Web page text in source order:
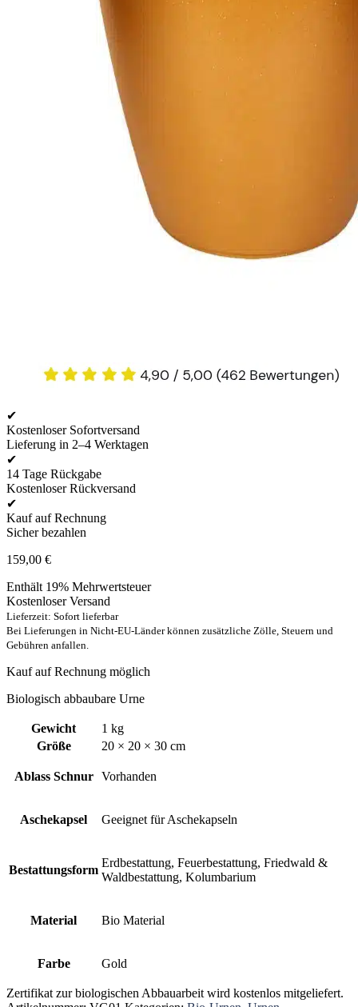
✔
Kostenloser Sofortversand
Lieferung in 2–4 Werktagen
✔
14 Tage Rückgabe
Kostenloser Rückversand
✔
Kauf auf Rechnung
Sicher bezahlen
159,00 €
Enthält 19% Mehrwertsteuer
Kostenloser Versand
Lieferzeit: Sofort lieferbar
Bei Lieferungen in Nicht-EU-Länder können zusätzliche Zölle, Steuern und
Gebühren anfallen.
Kauf auf Rechnung möglich
Biologisch abbaubare Urne
Gewicht
1 kg
Größe
20 × 20 × 30 cm
Ablass Schnur Vorhanden
Aschekapsel Geeignet für Aschekapseln
Bestattungsform
Erdbestattung, Feuerbestattung, Friedwald &
Waldbestattung, Kolumbarium
Material Bio Material
Farbe Gold
Zertifikat zur biologischen Abbauarbeit wird kostenlos mitgeliefert.